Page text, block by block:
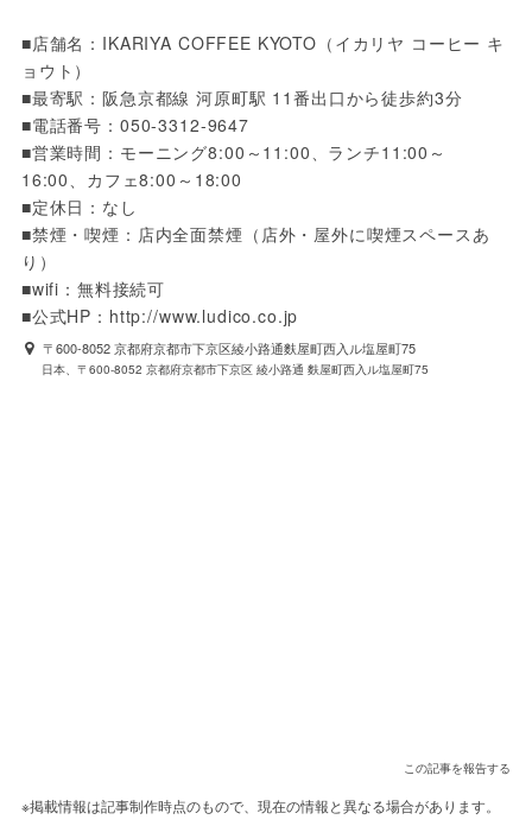
■店舗名：IKARIYA COFFEE KYOTO（イカリヤ コーヒー キ
ョウト）
■最寄駅：阪急京都線 河原町駅 11番出口から徒歩約3分
■電話番号：050-3312-9647
■営業時間：モーニング8:00～11:00、ランチ11:00～
16:00、カフェ8:00～18:00
■定休日：なし
■禁煙・喫煙：店内全面禁煙（店外・屋外に喫煙スペースあ
り）
■wifi：無料接続可
■公式HP：http://www.ludico.co.jp
〒600-8052 京都府京都市下京区綾小路通麩屋町西入ル塩屋町75
日本、〒600-8052 京都府京都市下京区 綾小路通 麩屋町西入ル塩屋町75
この記事を報告する
※掲載情報は記事制作時点のもので、現在の情報と異なる場合があります。